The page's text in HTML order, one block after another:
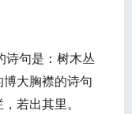
诗句是：树木丛
大胸襟的诗句
若出其里。